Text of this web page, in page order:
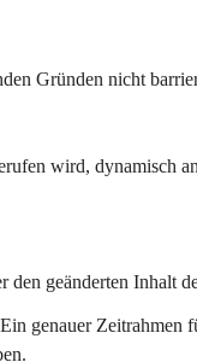
Gründen nicht
wird, dynamisch
geänderten Inhalt
genauer